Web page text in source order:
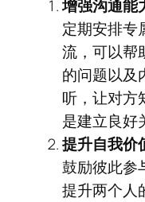
增强沟通能
定期安排专
流，可以帮
的问题以及
听，让对方
是建立良好
提升自我价
鼓励彼此参
提升两个人